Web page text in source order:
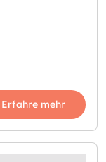
Erfahre mehr